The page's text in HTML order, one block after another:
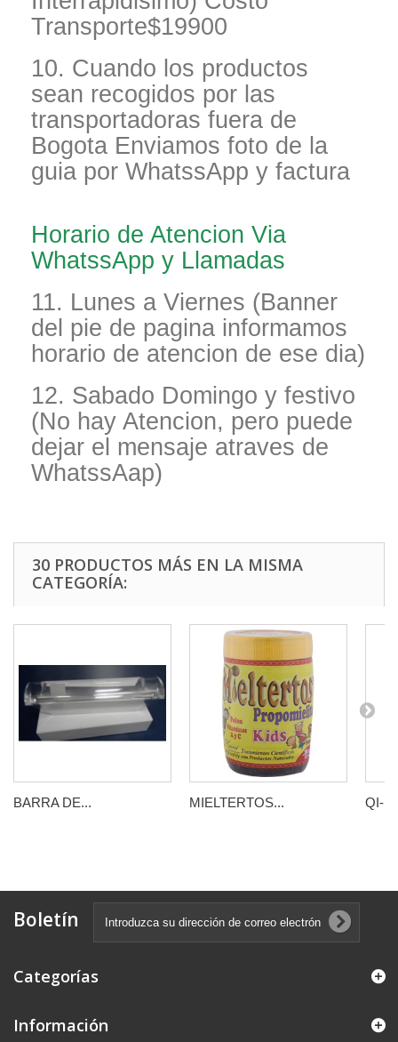
Transporte$19900
10. Cuando los productos
sean recogidos por las
transportadoras fuera de
Bogota Enviamos foto de la
guia por WhatssApp y factura
Horario de Atencion Via
WhatssApp y Llamadas
11. Lunes a Viernes (Banner
del pie de pagina informamos
horario de atencion de ese dia)
12. Sabado Domingo y festivo
(No hay Atencion, pero puede
dejar el mensaje atraves de
WhatssAap)
30 PRODUCTOS MÁS EN LA MISMA
CATEGORÍA:
BARRA DE... MIELTERTOS... QI-
Boletín
Categorías
Información